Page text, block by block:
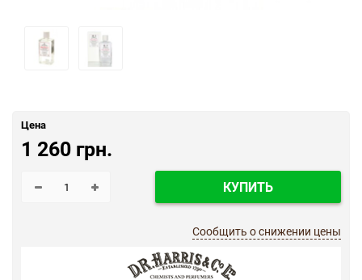
Цена
1 260 грн.
КУПИТЬ
Сообщить о снижении цены